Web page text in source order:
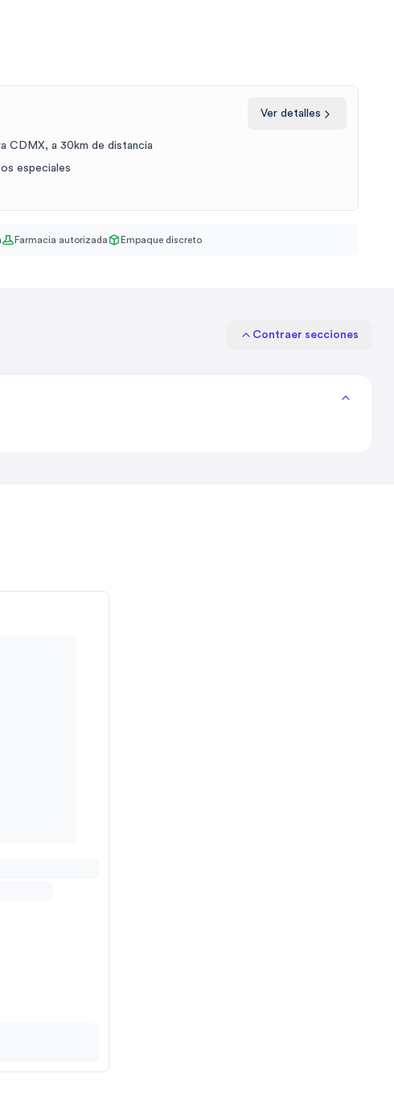
Ver detalles
CDMX, a 30km de distancia
especiales
Farmacia autorizada Empaque discreto
Contraer secciones